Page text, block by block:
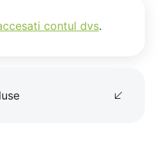
contul dvs.